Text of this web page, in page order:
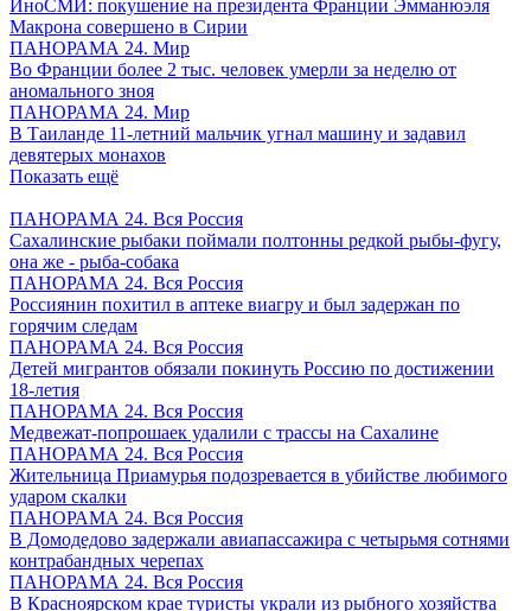
ИноСМИ: покушение на президента Франции Эмманюэля
Макрона совершено в Сирии
ПАНОРАМА 24. Мир
Во Франции более 2 тыс. человек умерли за неделю от
аномального зноя
ПАНОРАМА 24. Мир
В Таиланде 11-летний мальчик угнал машину и задавил
девятерых монахов
Показать ещё
ПАНОРАМА 24. Вся Россия
Сахалинские рыбаки поймали полтонны редкой рыбы-фугу,
она же - рыба-собака
ПАНОРАМА 24. Вся Россия
Россиянин похитил в аптеке виагру и был задержан по
горячим следам
ПАНОРАМА 24. Вся Россия
Детей мигрантов обязали покинуть Россию по достижении
18-летия
ПАНОРАМА 24. Вся Россия
Медвежат-попрошаек удалили с трассы на Сахалине
ПАНОРАМА 24. Вся Россия
Жительница Приамурья подозревается в убийстве любимого
ударом скалки
ПАНОРАМА 24. Вся Россия
В Домодедово задержали авиапассажира с четырьмя сотнями
контрабандных черепах
ПАНОРАМА 24. Вся Россия
В Красноярском крае туристы украли из рыбного хозяйства